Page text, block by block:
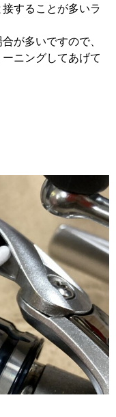
することが多いラ
が多いですので、
ニングしてあげて